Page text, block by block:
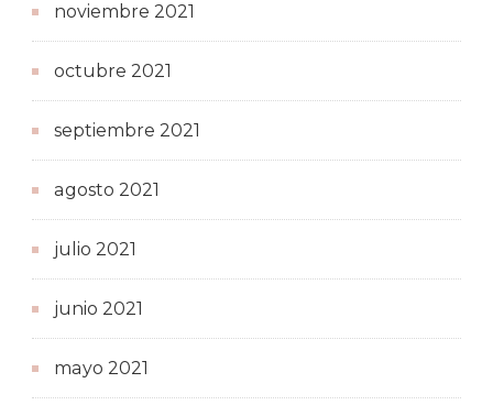
noviembre 2021
octubre 2021
septiembre 2021
agosto 2021
julio 2021
junio 2021
mayo 2021